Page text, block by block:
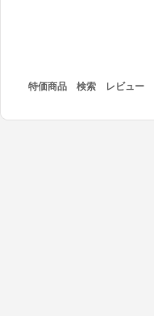
特価商品 検索 レビュー